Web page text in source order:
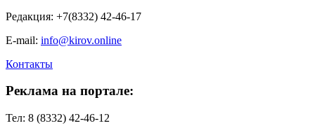
Редакция: +7(8332) 42-46-17
E-mail: info@kirov.online
Контакты
Реклама на портале:
Тел: 8 (8332) 42-46-12